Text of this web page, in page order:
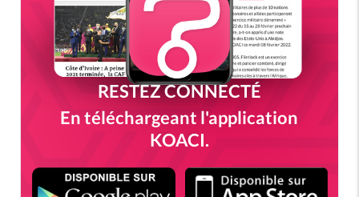
RESTEZ CONNECTÉ
En téléchargeant l'application
KOACI.